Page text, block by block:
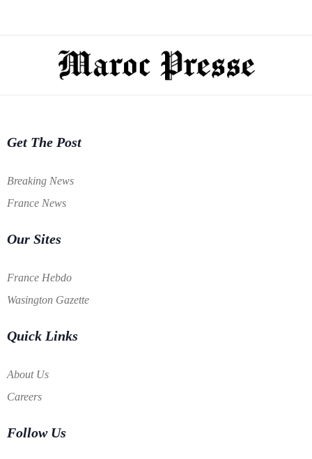
Get The Post
Breaking News
France News
Our Sites
France Hebdo
Wasington Gazette
Quick Links
About Us
Careers
Follow Us